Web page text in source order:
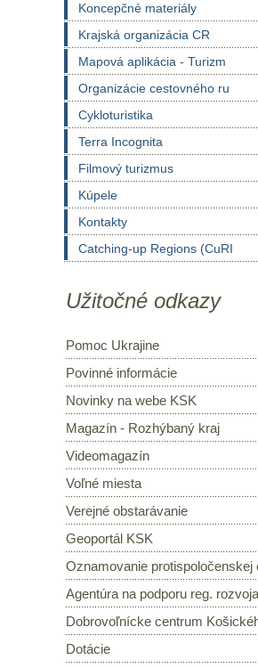
Koncepčné materiály
Krajská organizácia CR
Mapová aplikácia - Turizm
Organizácie cestovného ru
Cykloturistika
Terra Incognita
Filmový turizmus
Kúpele
Kontakty
Catching-up Regions (CuRI
Užitočné odkazy
Pomoc Ukrajine
Povinné informácie
Novinky na webe KSK
Magazín - Rozhýbaný kraj
Videomagazín
Voľné miesta
Verejné obstarávanie
Geoportál KSK
Oznamovanie protispoločenskej
Agentúra na podporu reg. rozvoja
Dobrovoľnícke centrum
Dotácie